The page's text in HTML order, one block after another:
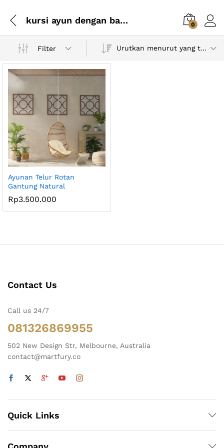
kursi ayun dengan bantal 0
Filter Urutkan menurut yang terbaru
Ayunan Telur Rotan
Gantung Natural
Rp3.500.000
Contact Us
Call us 24/7
081326869955
502 New Design Str, Melbourne, Australia
contact@martfury.co
Quick Links